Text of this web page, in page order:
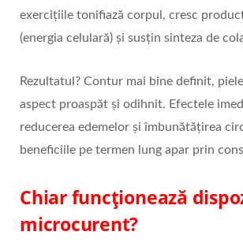
exercițiile tonifiază corpul, cresc
(energia celulară) și susțin sinteza de
Rezultatul? Contur mai bine definit,
aspect proaspăt și odihnit. Efectele
reducerea edemelor și îmbunătățirea
beneficiile pe termen lung apar prin
Chiar funcționează
microcurent?